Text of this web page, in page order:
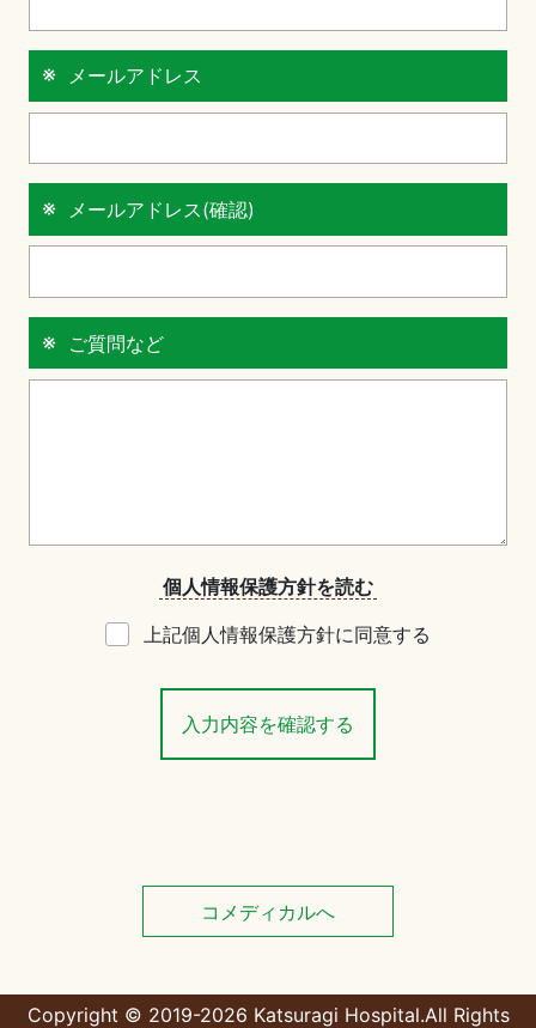
メールアドレス
メールアドレス(確認)
ご質問など
個人情報保護方針を読む
上記個人情報保護方針に同意する
コメディカルへ
Copyright © 2019-2026 Katsuragi Hospital.All Rights